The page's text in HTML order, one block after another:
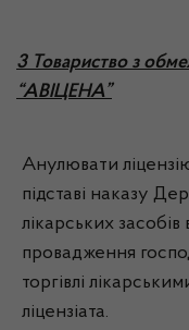
3 Товариство з
“АВІЦЕНА”
Анулювати
підставі наказу
лікарських
провадження
торгівлі
ліцензіата.